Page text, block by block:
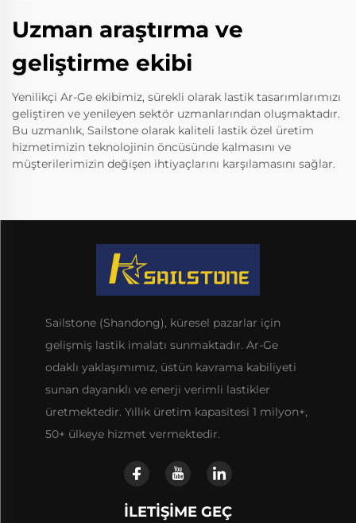
Uzman araştırma ve
geliştirme ekibi
Yenilikçi Ar-Ge ekibimiz, sürekli olarak lastik tasarımlarımızı
geliştiren ve yenileyen sektör uzmanlarından oluşmaktadır.
Bu uzmanlık, Sailstone olarak kaliteli lastik özel üretim
hizmetimizin teknolojinin öncüsünde kalmasını ve
müşterilerimizin değişen ihtiyaçlarını karşılamasını sağlar.
Sailstone (Shandong), küresel pazarlar için
gelişmiş lastik imalatı sunmaktadır. Ar-Ge
odaklı yaklaşımımız, üstün kavrama kabiliyeti
sunan dayanıklı ve enerji verimli lastikler
üretmektedir. Yıllık üretim kapasitesi 1 milyon+,
50+ ülkeye hizmet vermektedir.
İLETIŞIME GEÇ